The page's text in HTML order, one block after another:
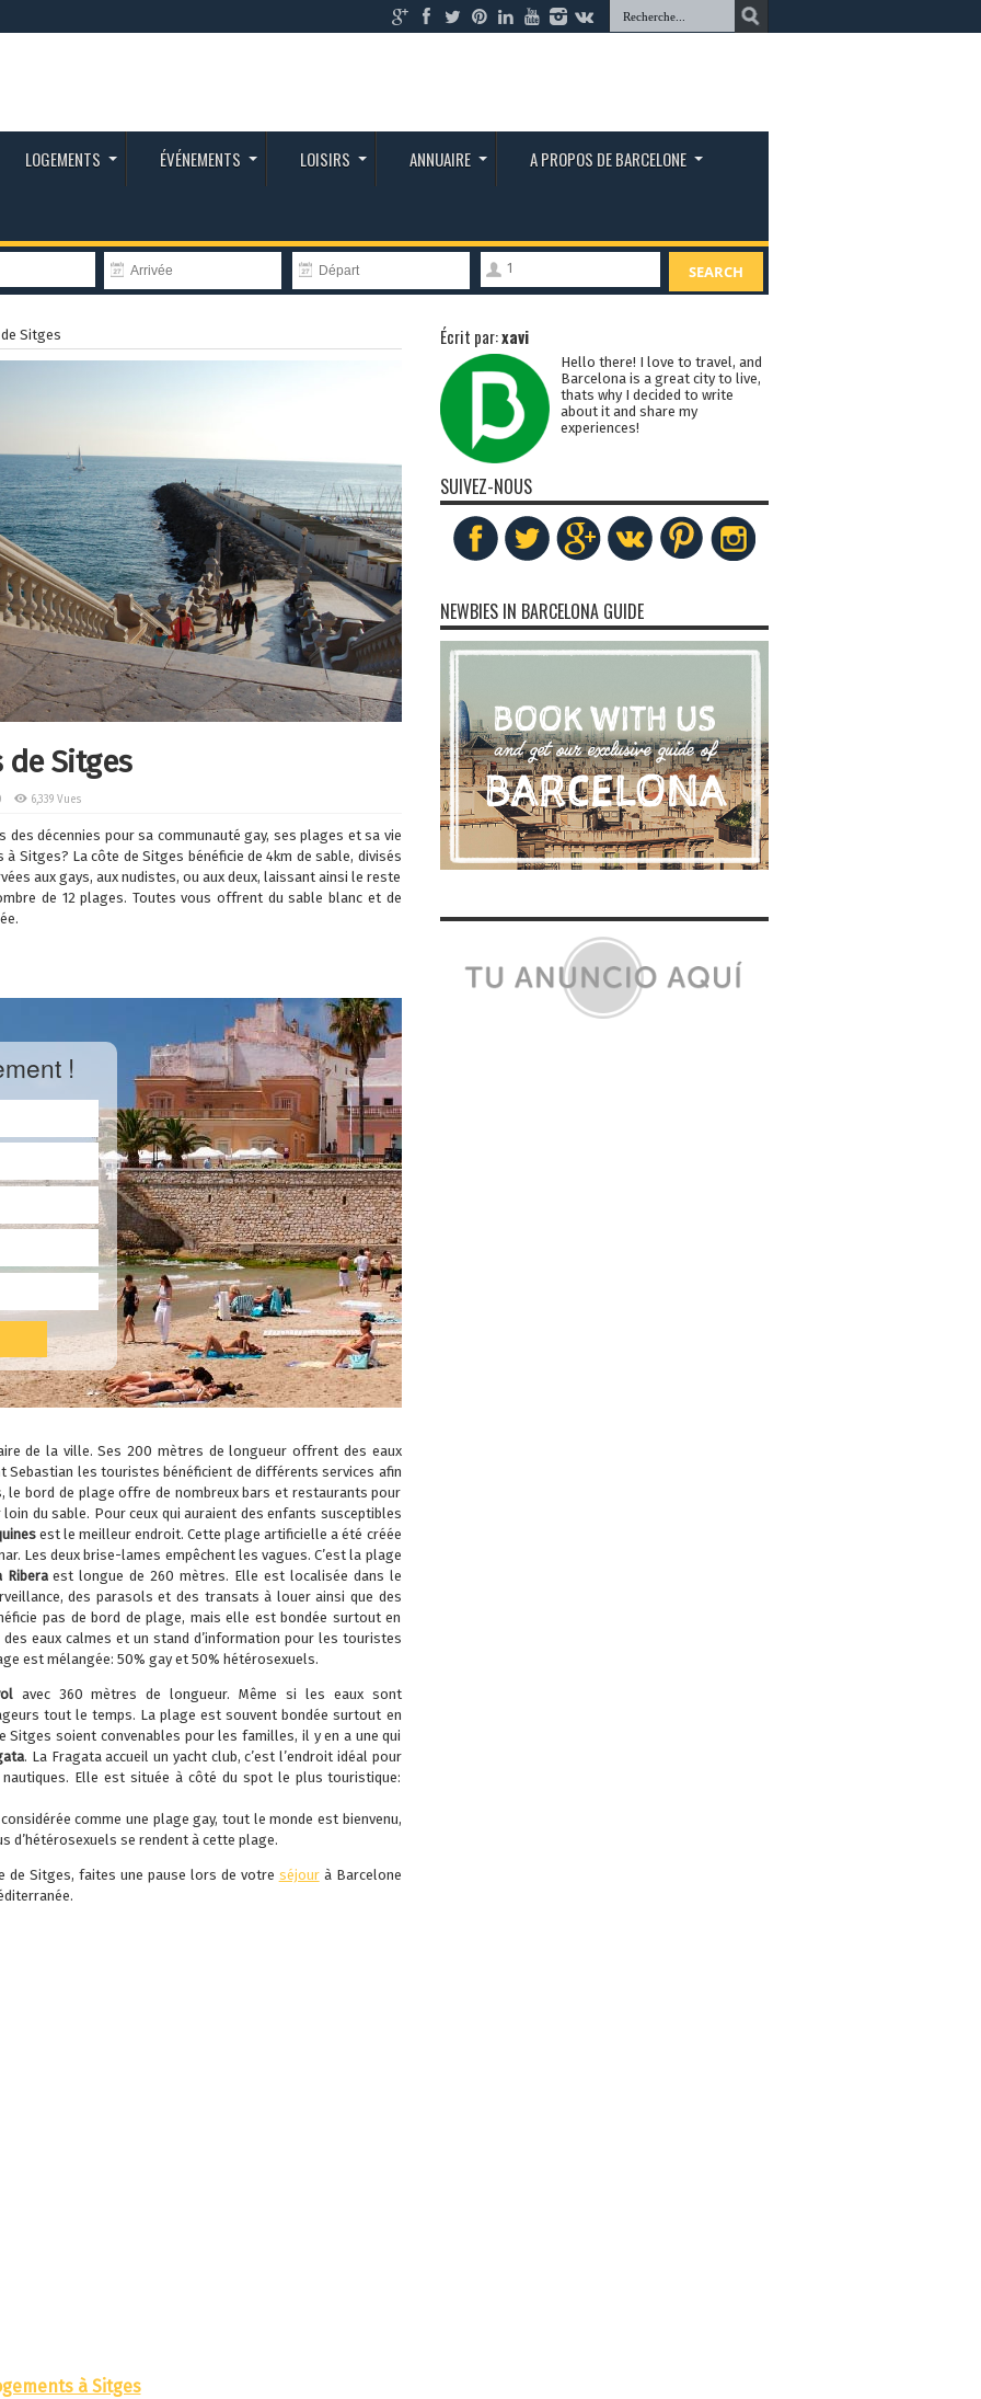
LOGEMENTS ÉVÉNEMENTS LOISIRS ANNUAIRE A PROPOS DE BARCELONE
1 SEARCH
Sitges
Sitges
6,339 Vues
des décennies pour sa communauté gay, ses plages et sa vie
Sitges? La côte de Sitges bénéficie de 4km de sable, divisés
aux gays, aux nudistes, ou aux deux, laissant ainsi le reste
de 12 plages. Toutes vous offrent du sable blanc et de
!
de la ville. Ses 200 mètres de longueur offrent des eaux
Sebastian les touristes bénéficient de différents services afin
le bord de plage offre de nombreux bars et restaurants pour
du sable. Pour ceux qui auraient des enfants susceptibles
est le meilleur endroit. Cette plage artificielle a été créée
Les deux brise-lames empêchent les vagues. C’est la plage
Riberaest longue de 260 mètres. Elle est localisée dans le
des parasols et des transats à louer ainsi que des
pas de bord de plage, mais elle est bondée surtout en
eaux calmes et un stand d’information pour les touristes
est mélangée: 50% gay et 50% hétérosexuels.
avec 360 mètres de longueur. Même si les eaux sont
tout le temps. La plage est souvent bondée surtout en
Sitges soient convenables pour les familles, il y en a une qui
. La Fragata accueil un yacht club, c’est l’endroit idéal pour
Elle est située à côté du spot le plus touristique:
comme une plage gay, tout le monde est bienvenu,
d’hétérosexuels se rendent à cette plage.
Sitges, faites une pause lors de votre séjourà Barcelone
à Sitges
Écrit par:xavi
Hello there! I love to travel, and
Barcelona is a great city to live,
thats why I decided to write
about it and share my
experiences!
SUIVEZ-NOUS
NEWBIES IN BARCELONA GUIDE